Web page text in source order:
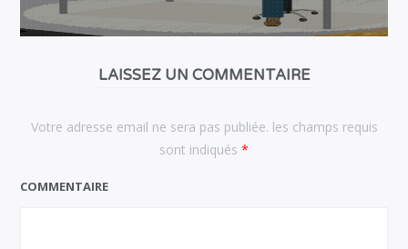
LAISSEZ UN COMMENTAIRE
Votre adresse email ne sera pas publiée. les champs requis
sont indiqués *
COMMENTAIRE